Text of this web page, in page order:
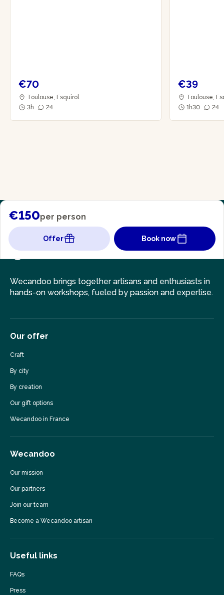
€70
Toulouse, Esquirol
3h
24
€39
Toulouse,
1h30
24
€150per person
Offer Book now
Wecandoo brings together artisans and enthusiasts in
hands-on workshops, fueled by passion and expertise.
Our offer
Craft
By city
By creation
Our gift options
Wecandoo in France
Wecandoo
Our mission
Our partners
Join our team
Become a Wecandoo artisan
Useful links
FAQs
Press